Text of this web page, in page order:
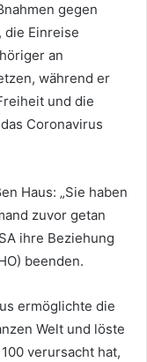
gegen
die Einreise
an
während er
und die
Coronavirus
Haus: „Sie haben
zuvor getan
ihre Beziehung
beenden.
ermöglichte die
Welt und löste
verursacht hat,